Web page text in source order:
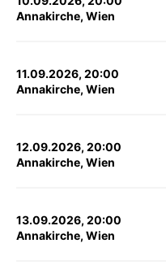
Annakirche, Wien
11.09.2026, 20:00
Annakirche, Wien
12.09.2026, 20:00
Annakirche, Wien
13.09.2026, 20:00
Annakirche, Wien